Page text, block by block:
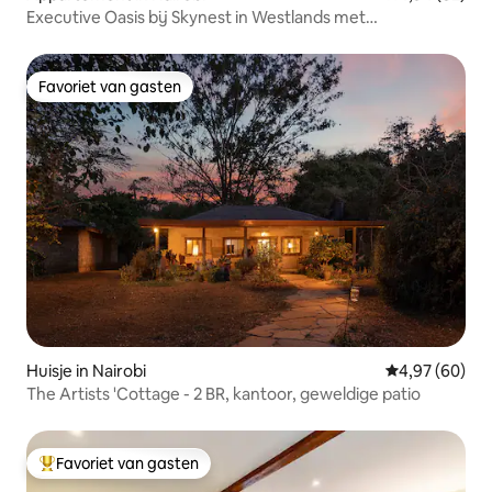
Executive Oasis bij Skynest in Westlands met
Favoriet van gasten
Favoriet van gasten
Huisje in Nairobi Gemiddelde
4,97 (60)
The Artists 'Cottage - 2 BR, kantoor, geweldige patio
Topfavoriet van gasten
Favoriet van gasten